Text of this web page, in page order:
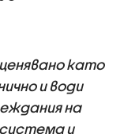
като
и води
на
и